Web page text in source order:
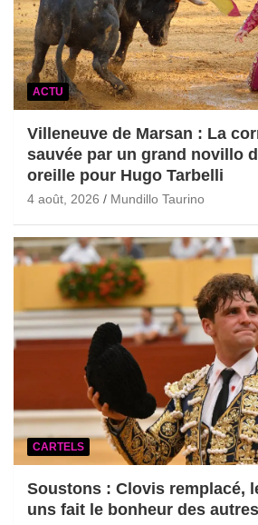
ACTU
Villeneuve de Marsan : La
sauvée par un grand novillo
oreille pour Hugo Tarbelli
4 août, 2026 Mundillo Taurino
CARTELS
Soustons : Clovis remplacé,
uns fait le bonheur des autres